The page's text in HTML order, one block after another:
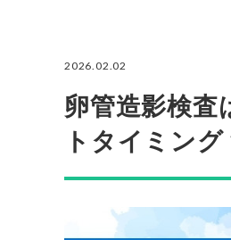
2026.02.02
卵管造影検査
トタイミン